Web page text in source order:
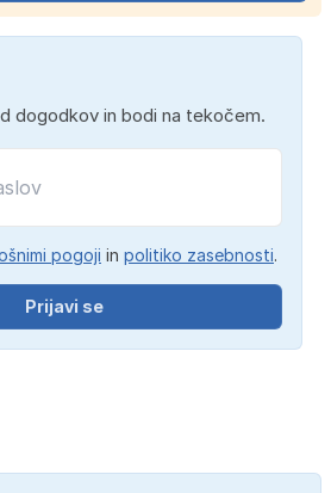
dogodkov in bodi na tekočem.
pogoji in politiko zasebnosti.
Prijavi se